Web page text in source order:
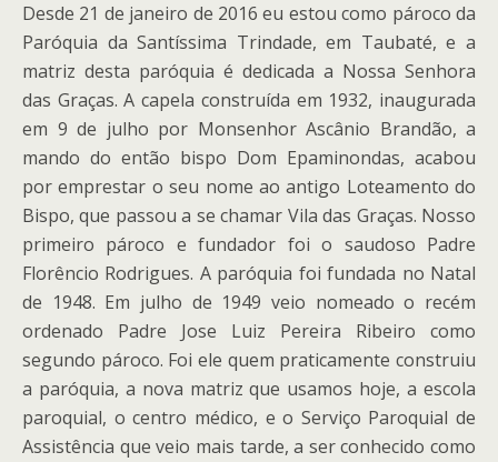
Desde 21 de janeiro de 2016 eu estou como pároco da
Paróquia da Santíssima Trindade, em Taubaté, e a
matriz desta paróquia é dedicada a Nossa Senhora
das Graças. A capela construída em 1932, inaugurada
em 9 de julho por Monsenhor Ascânio Brandão, a
mando do então bispo Dom Epaminondas, acabou
por emprestar o seu nome ao antigo Loteamento do
Bispo, que passou a se chamar Vila das Graças. Nosso
primeiro pároco e fundador foi o saudoso Padre
Florêncio Rodrigues. A paróquia foi fundada no Natal
de 1948. Em julho de 1949 veio nomeado o recém
ordenado Padre Jose Luiz Pereira Ribeiro como
segundo pároco. Foi ele quem praticamente construiu
a paróquia, a nova matriz que usamos hoje, a escola
paroquial, o centro médico, e o Serviço Paroquial de
Assistência que veio mais tarde, a ser conhecido como